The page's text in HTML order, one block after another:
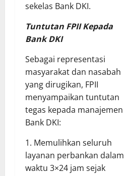
sekelas Bank DKI.
Tuntutan FPII Kepada
Bank DKI
Sebagai representasi
masyarakat dan nasabah
yang dirugikan, FPII
menyampaikan tuntutan
tegas kepada manajemen
Bank DKI:
1. Memulihkan seluruh
layanan perbankan dalam
waktu 3×24 jam sejak